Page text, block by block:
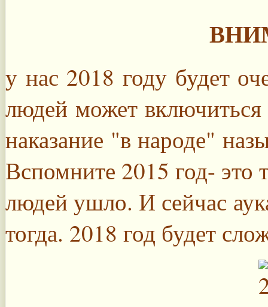
у нас 2018 году будет
людей может
наказание "в народе"
Вспомните 2015 год- это
людей ушло. И сейчас
тогда. 2018 год будет